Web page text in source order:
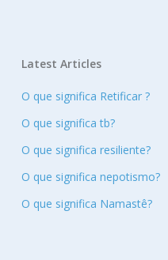
Latest Articles
O que significa Retificar ?
O que significa tb?
O que significa resiliente?
O que significa nepotismo?
O que significa Namastê?